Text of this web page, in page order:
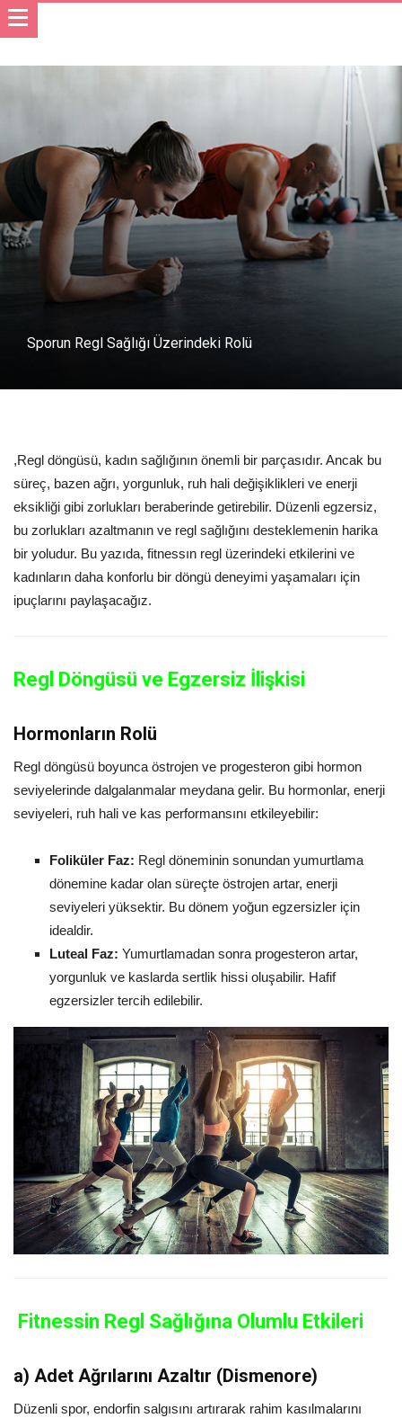
Sporun Regl Sağlığı Üzerindeki Rolü
,Regl döngüsü, kadın sağlığının önemli bir parçasıdır. Ancak bu
süreç, bazen ağrı, yorgunluk, ruh hali değişiklikleri ve enerji
eksikliği gibi zorlukları beraberinde getirebilir. Düzenli egzersiz,
bu zorlukları azaltmanın ve regl sağlığını desteklemenin harika
bir yoludur. Bu yazıda, fitnessın regl üzerindeki etkilerini ve
kadınların daha konforlu bir döngü deneyimi yaşamaları için
ipuçlarını paylaşacağız.
Regl Döngüsü ve Egzersiz İlişkisi
Hormonların Rolü
Regl döngüsü boyunca östrojen ve progesteron gibi hormon
seviyelerinde dalgalanmalar meydana gelir. Bu hormonlar, enerji
seviyeleri, ruh hali ve kas performansını etkileyebilir:
Foliküler Faz: Regl döneminin sonundan yumurtlama
dönemine kadar olan süreçte östrojen artar, enerji
seviyeleri yüksektir. Bu dönem yoğun egzersizler için
idealdir.
Luteal Faz: Yumurtlamadan sonra progesteron artar,
yorgunluk ve kaslarda sertlik hissi oluşabilir. Hafif
egzersizler tercih edilebilir.
Fitnessin Regl Sağlığına Olumlu Etkileri
a) Adet Ağrılarını Azaltır (Dismenore)
Düzenli spor, endorfin salgısını artırarak rahim kasılmalarını